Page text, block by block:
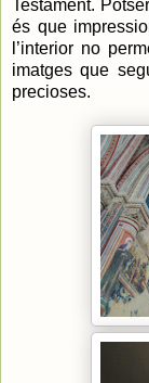
Testament.
és que
l’interior no
imatges que
precioses.